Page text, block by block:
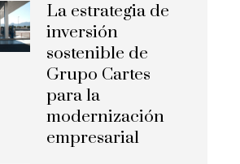
La estrategia de
inversión
sostenible de
Grupo Cartes
para la
modernización
empresarial